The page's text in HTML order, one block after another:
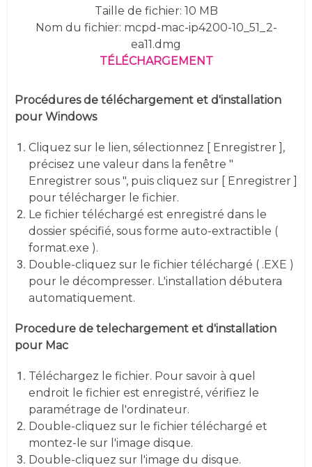
Taille de fichier: 10 MB
Nom du fichier: mcpd-mac-ip4200-10_51_2-
ea11.dmg
TÉLÉCHARGEMENT
Procédures de téléchargement et d'installation
pour Windows
Cliquez sur le lien, sélectionnez [ Enregistrer ],
précisez une valeur dans la fenêtre "
Enregistrer sous ", puis cliquez sur [ Enregistrer ]
pour télécharger le fichier.
Le fichier téléchargé est enregistré dans le
dossier spécifié, sous forme auto-extractible (
format.exe ).
Double-cliquez sur le fichier téléchargé ( .EXE )
pour le décompresser. L'installation débutera
automatiquement.
Procedure de telechargement et d'installation
pour Mac
Téléchargez le fichier. Pour savoir à quel
endroit le fichier est enregistré, vérifiez le
paramétrage de l'ordinateur.
Double-cliquez sur le fichier téléchargé et
montez-le sur l'image disque.
Double-cliquez sur l'image du disque.